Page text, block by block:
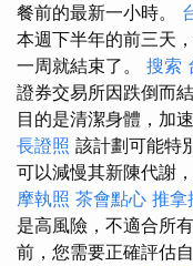
餐前的最新一小時。
本週下半年的前三天
一周就結束了。 搜索
證券交易所因跌倒而
目的是清潔身體，加
長證照 該計劃可能特
可以減慢其新陳代謝
摩執照 茶會點心 推拿
是高風險，不適合所
前，您需要正確評估